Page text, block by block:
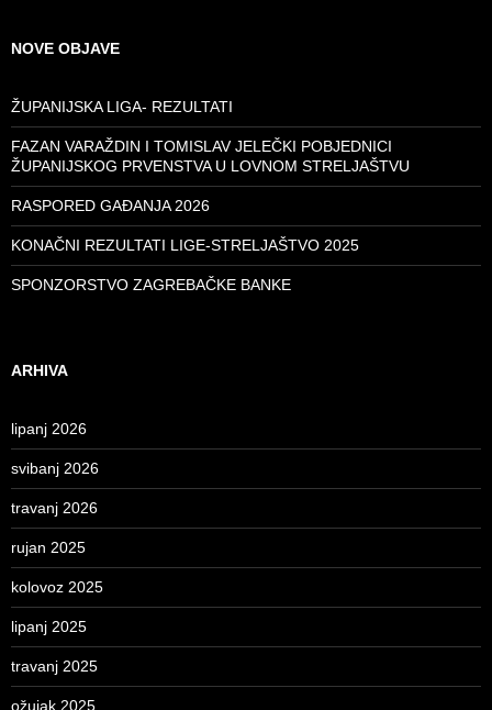
NOVE OBJAVE
ŽUPANIJSKA LIGA- REZULTATI
FAZAN VARAŽDIN I TOMISLAV JELEČKI POBJEDNICI
ŽUPANIJSKOG PRVENSTVA U LOVNOM STRELJAŠTVU
RASPORED GAĐANJA 2026
KONAČNI REZULTATI LIGE-STRELJAŠTVO 2025
SPONZORSTVO ZAGREBAČKE BANKE
ARHIVA
lipanj 2026
svibanj 2026
travanj 2026
rujan 2025
kolovoz 2025
lipanj 2025
travanj 2025
ožujak 2025